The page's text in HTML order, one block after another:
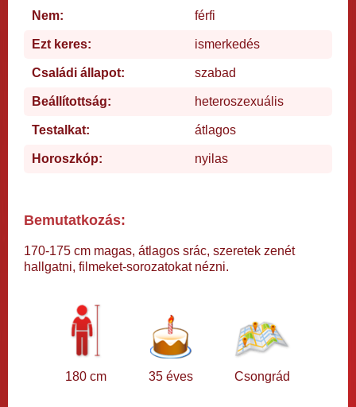
Nem: férfi
Ezt keres: ismerkedés
Családi állapot: szabad
Beállítottság: heteroszexuális
Testalkat: átlagos
Horoszkóp: nyilas
Bemutatkozás:
170-175 cm magas, átlagos srác, szeretek zenét
hallgatni, filmeket-sorozatokat nézni.
180 cm 35 éves Csongrád